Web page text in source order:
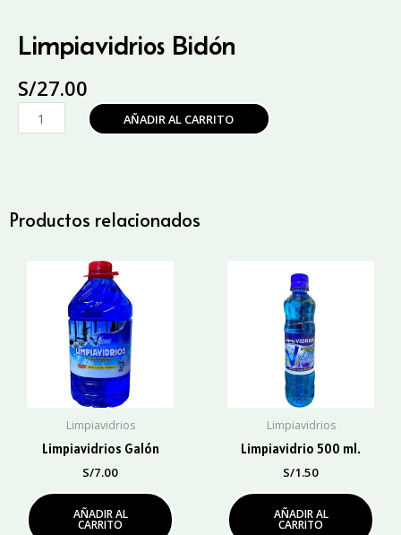
Limpiavidrios Bidón
S/27.00
Limpiavidrios
Bidón
AÑADIR AL CARRITO
Productos relacionados
Limpiavidrios
Limpiavidrios Galón
S/7.00
AÑADIR AL
CARRITO
Limpiavidrios
Limpiavidrio 500 ml.
S/1.50
AÑADIR AL
CARRITO